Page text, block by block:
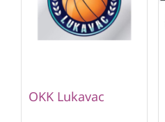
OKK Lukavac